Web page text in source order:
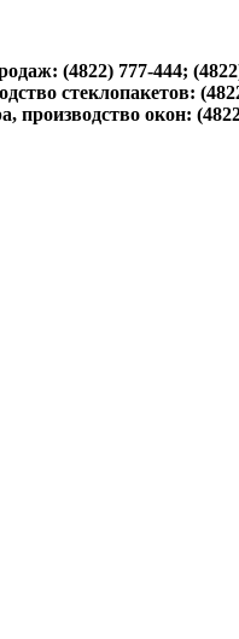
(4822) 777-444;
стеклопакетов:
производство окон: